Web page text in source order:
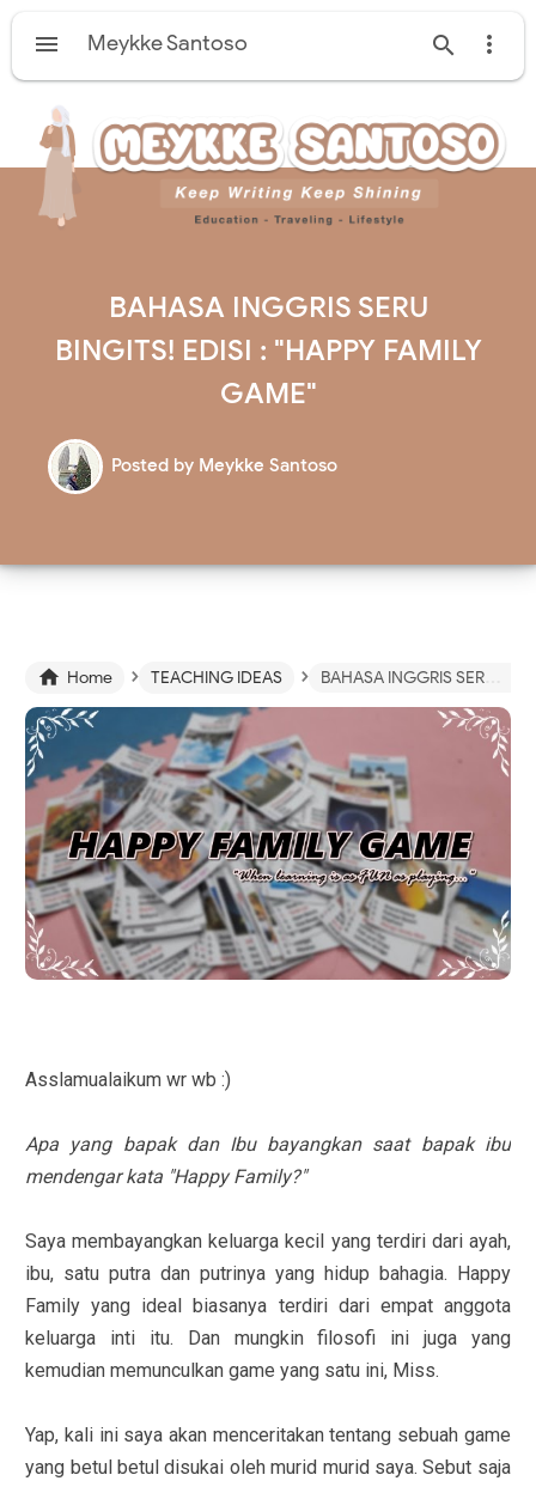
  
Meykke Santoso
BAHASA INGGRIS SERU
BINGITS! EDISI : "HAPPY FAMILY
GAME"
Posted by Meykke Santoso
 Home › TEACHING IDEAS › BAHASA INGGRIS SERU BINGITS! EDISI : "HAPPY FAMILY GAME"
Asslamualaikum wr wb :)
Apa yang bapak dan Ibu bayangkan saat bapak ibu
mendengar kata "Happy Family?"
Saya membayangkan keluarga kecil yang terdiri dari ayah,
ibu, satu putra dan putrinya yang hidup bahagia. Happy
Family yang ideal biasanya terdiri dari empat anggota
keluarga inti itu. Dan mungkin filosofi ini juga yang
kemudian memunculkan game yang satu ini, Miss.
Yap, kali ini saya akan menceritakan tentang sebuah game
yang betul betul disukai oleh murid murid saya. Sebut saja